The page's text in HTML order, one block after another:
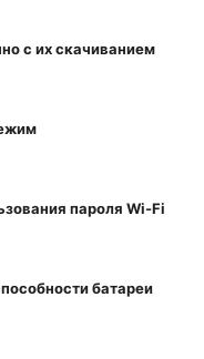
с их скачиванием
пароля Wi-Fi
батареи